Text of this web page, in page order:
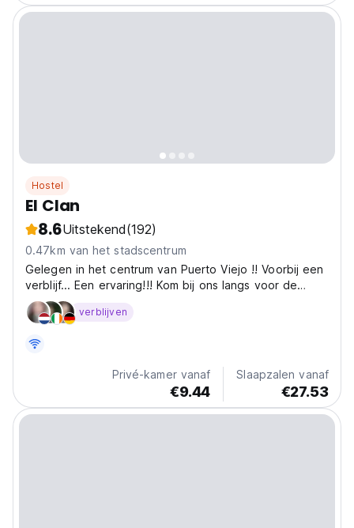
Hostel
El Clan
8.6Uitstekend(192)
0.47km van het stadscentrum
Gelegen in het centrum van Puerto Viejo !! Voorbij een
verblijf... Een ervaring!!! Kom bij ons langs voor de
allerbeste service. Je zult niet meer weg willen!
verblijven
Privé-kamer vanaf
€9.44
Slaapzalen vanaf
€27.53